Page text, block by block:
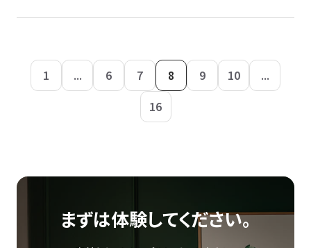
1 ... 6 7 8 9 10
...
16
まずは体験してください。